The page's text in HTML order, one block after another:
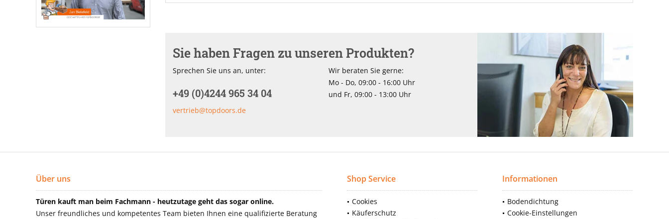
Sie haben Fragen zu unseren Produkten?
Sprechen Sie uns an, unter:
+49 (0)4244 965 34 04
vertrieb@topdoors.de
Wir beraten Sie gerne:
Mo - Do, 09:00 - 16:00 Uhr
und Fr, 09:00 - 13:00 Uhr
Über uns
Türen kauft man beim Fachmann - heutzutage geht das sogar online.
Unser freundliches und kompetentes Team bieten Ihnen eine qualifizierte Beratung
Shop Service
Cookies
Käuferschutz
Informationen
Bodendichtung
Cookie-Einstellungen